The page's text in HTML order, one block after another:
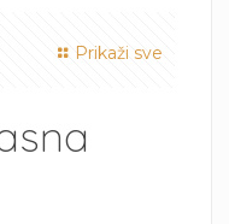
Prikaži sve